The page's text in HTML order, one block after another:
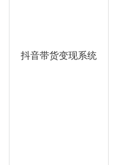
抖音带货变现系统